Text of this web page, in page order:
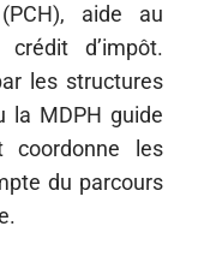
aide au
d’impôt.
les structures
la MDPH guide
coordonne les
du parcours